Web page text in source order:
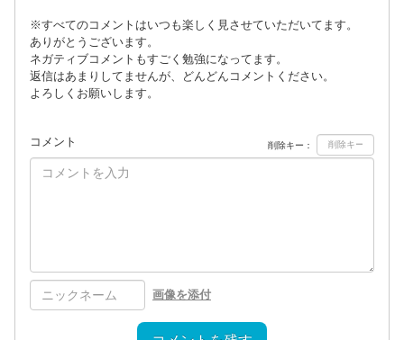
※すべてのコメントはいつも楽しく見させていただいてます。
ありがとうございます。
ネガティブコメントもすごく勉強になってます。
返信はあまりしてませんが、どんどんコメントください。
よろしくお願いします。
コメント 削除キー：
画像を添付